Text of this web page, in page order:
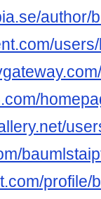
author/
profile/